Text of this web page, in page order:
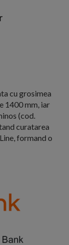
cu grosimea
1400 mm, iar
(cod.
curatarea
formand o